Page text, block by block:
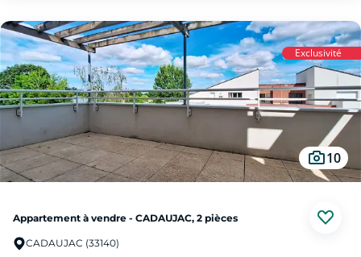
Une visite s'impose !
Exclusivité
10
Appartement à vendre - CADAUJAC, 2 pièces
CADAUJAC (33140)